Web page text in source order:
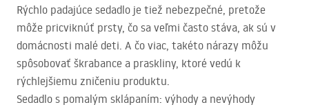
Rýchlo padajúce sedadlo je tiež nebezpečné, pretože
môže pricviknúť prsty, čo sa veľmi často stáva, ak sú v
domácnosti malé deti. A čo viac, takéto nárazy môžu
spôsobovať škrabance a praskliny, ktoré vedú k
rýchlejšiemu zničeniu produktu.
Sedadlo s pomalým sklápaním: výhody a nevýhody